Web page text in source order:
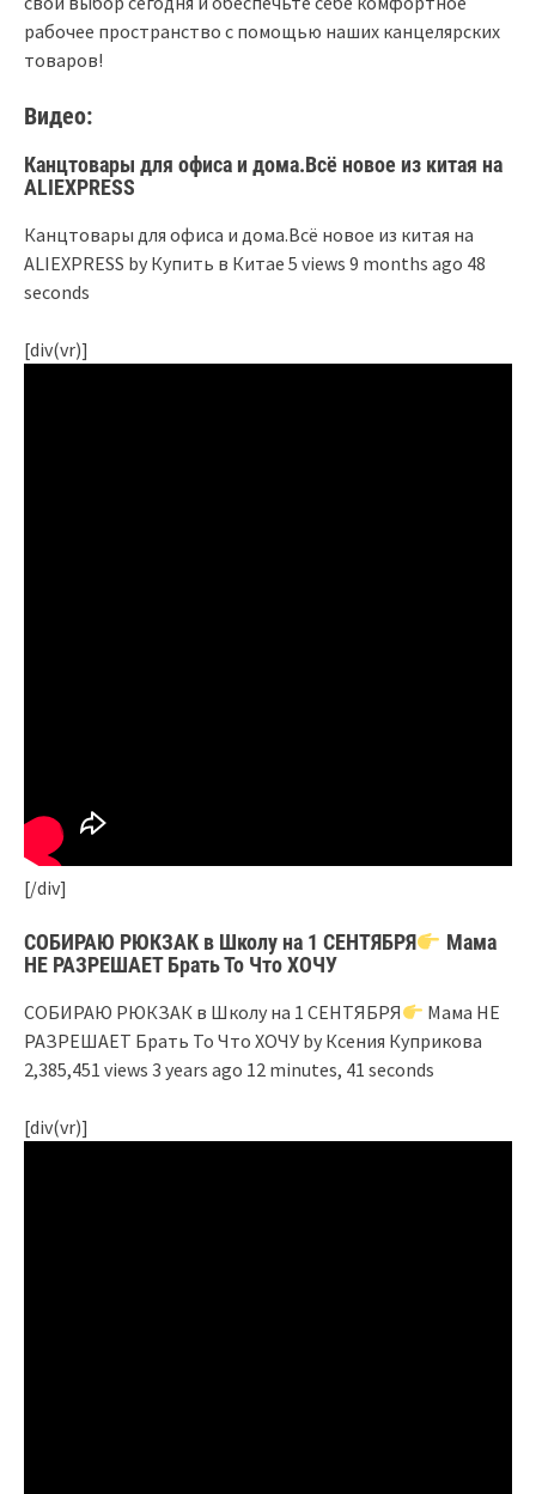
рабочее пространство с помощью наших канцелярских
товаров!
Видео:
Канцтовары для офиса и дома.Всё новое из китая на
ALIEXPRESS
Канцтовары для офиса и дома.Всё новое из китая на
ALIEXPRESS by Купить в Китае 5 views 9 months ago 48
seconds
[div(vr)]
[/div]
СОБИРАЮ РЮКЗАК в Школу на 1 СЕНТЯБРЯ
Мама
НЕ РАЗРЕШАЕТ Брать То Что ХОЧУ
СОБИРАЮ РЮКЗАК в Школу на 1 СЕНТЯБРЯ
Мама НЕ
РАЗРЕШАЕТ Брать То Что ХОЧУ by Ксения Куприкова
2,385,451 views 3 years ago 12 minutes, 41 seconds
[div(vr)]